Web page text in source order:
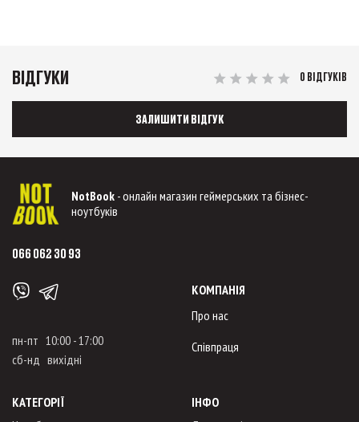
ВІДГУКИ 0 ВІДГУКІВ
ЗАЛИШИТИ ВІДГУК
NotBook - онлайн магазин геймерських та бізнес-
ноутбуків
066 062 30 93
пн-пт 10:00 - 17:00
сб-нд вихідні
КОМПАНІЯ
Про нас
Співпраця
КАТЕГОРІЇ
ІНФО